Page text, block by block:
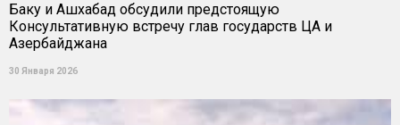
Баку и Ашхабад обсудили предстоящую
Консультативную встречу глав государств ЦА и
Азербайджана
30 Января 2026